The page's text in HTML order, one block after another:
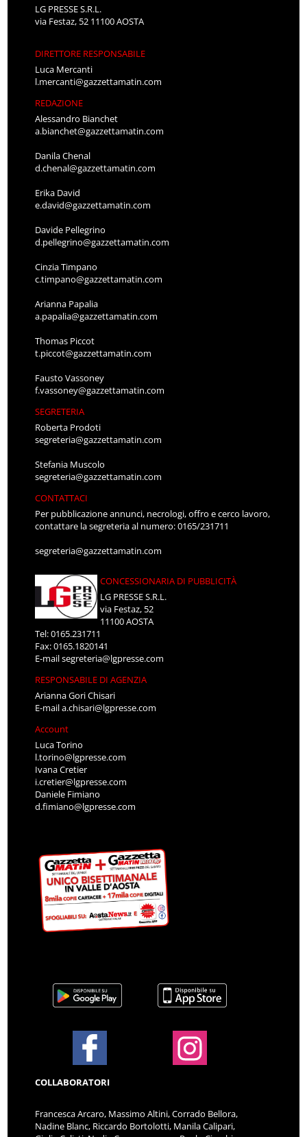
LG PRESSE S.R.L.
via Festaz, 52 11100 AOSTA
DIRETTORE RESPONSABILE
Luca Mercanti
l.mercanti@gazzettamatin.com
REDAZIONE
Alessandro Bianchet
a.bianchet@gazzettamatin.com
Danila Chenal
d.chenal@gazzettamatin.com
Erika David
e.david@gazzettamatin.com
Davide Pellegrino
d.pellegrino@gazzettamatin.com
Cinzia Timpano
c.timpano@gazzettamatin.com
Arianna Papalia
a.papalia@gazzettamatin.com
Thomas Piccot
t.piccot@gazzettamatin.com
Fausto Vassoney
f.vassoney@gazzettamatin.com
SEGRETERIA
Roberta Prodoti
segreteria@gazzettamatin.com
Stefania Muscolo
segreteria@gazzettamatin.com
CONTATTACI
Per pubblicazione annunci, necrologi, offro e cerco lavoro,
contattare la segreteria al numero: 0165/231711
segreteria@gazzettamatin.com
CONCESSIONARIA DI PUBBLICITÀ
LG PRESSE S.R.L.
via Festaz, 52
11100 AOSTA
Tel: 0165.231711
Fax: 0165.1820141
E-mailsegreteria@lgpresse.com
RESPONSABILE DI AGENZIA
Arianna Gori Chisari
E-maila.chisari@lgpresse.com
Account
Luca Torino
l.torino@lgpresse.com
Ivana Cretier
i.cretier@lgpresse.com
Daniele Fimiano
d.fimiano@lgpresse.com
COLLABORATORI
Francesca Arcaro, Massimo Altini, Corrado Bellora,
Nadine Blanc, Riccardo Bortolotti, Manila Calipari,